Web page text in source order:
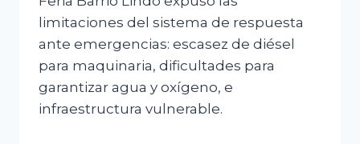
limitaciones del sistema de respuesta
ante emergencias: escasez de diésel
para maquinaria, dificultades para
garantizar agua y oxígeno, e
infraestructura vulnerable.